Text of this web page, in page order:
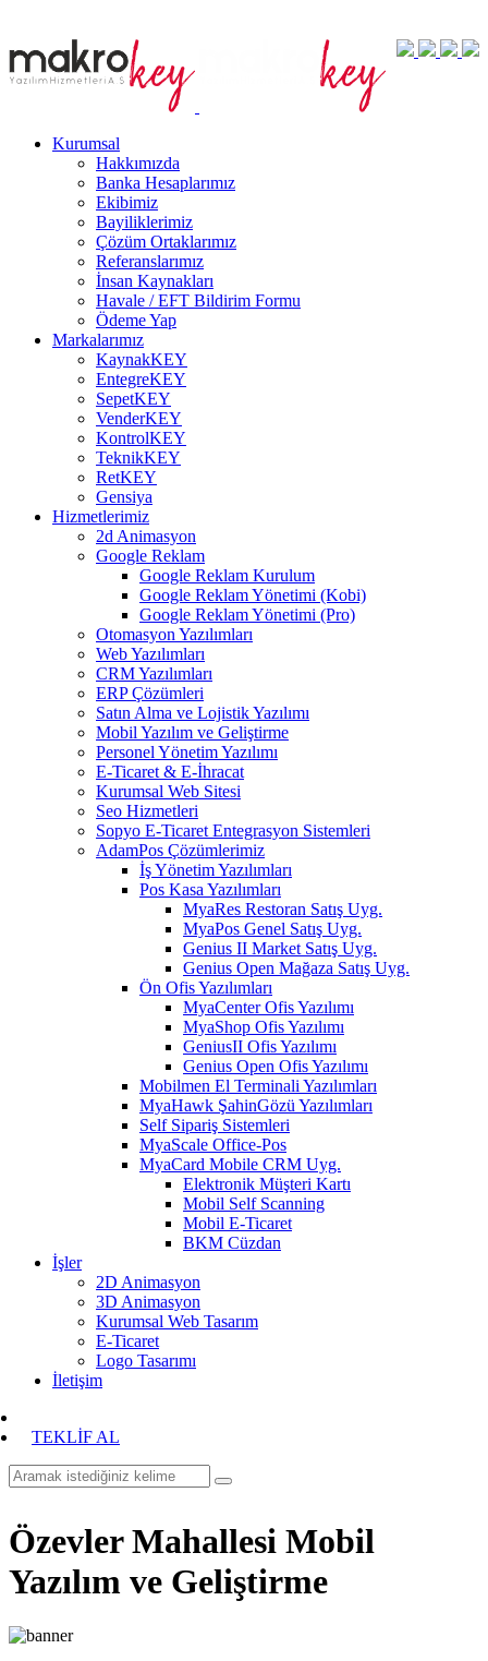
Kurumsal
Hakkımızda
Banka Hesaplarımız
Ekibimiz
Bayiliklerimiz
Çözüm Ortaklarımız
Referanslarımız
İnsan Kaynakları
Havale / EFT Bildirim Formu
Ödeme Yap
Markalarımız
KaynakKEY
EntegreKEY
SepetKEY
VenderKEY
KontrolKEY
TeknikKEY
RetKEY
Gensiya
Hizmetlerimiz
2d Animasyon
Google Reklam
Google Reklam Kurulum
Google Reklam Yönetimi (Kobi)
Google Reklam Yönetimi (Pro)
Otomasyon Yazılımları
Web Yazılımları
CRM Yazılımları
ERP Çözümleri
Satın Alma ve Lojistik Yazılımı
Mobil Yazılım ve Geliştirme
Personel Yönetim Yazılımı
E-Ticaret & E-İhracat
Kurumsal Web Sitesi
Seo Hizmetleri
Sopyo E-Ticaret Entegrasyon Sistemleri
AdamPos Çözümlerimiz
İş Yönetim Yazılımları
Pos Kasa Yazılımları
MyaRes Restoran Satış Uyg.
MyaPos Genel Satış Uyg.
Genius II Market Satış Uyg.
Genius Open Mağaza Satış Uyg.
Ön Ofis Yazılımları
MyaCenter Ofis Yazılımı
MyaShop Ofis Yazılımı
GeniusII Ofis Yazılımı
Genius Open Ofis Yazılımı
Mobilmen El Terminali Yazılımları
MyaHawk ŞahinGözü Yazılımları
Self Sipariş Sistemleri
MyaScale Office-Pos
MyaCard Mobile CRM Uyg.
Elektronik Müşteri Kartı
Mobil Self Scanning
Mobil E-Ticaret
BKM Cüzdan
İşler
2D Animasyon
3D Animasyon
Kurumsal Web Tasarım
E-Ticaret
Logo Tasarımı
İletişim
TEKLİF AL
Özevler Mahallesi Mobil
Yazılım ve Geliştirme